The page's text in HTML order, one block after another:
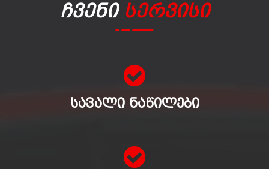
Ჩვენი Სერვისი
ᲡᲐᲕᲐᲚᲘ ᲜᲐᲬᲘᲚᲔᲑᲘ